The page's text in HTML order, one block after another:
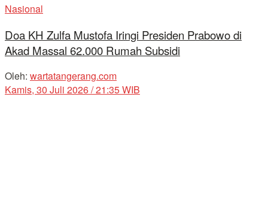
Nasional
Doa KH Zulfa Mustofa Iringi Presiden Prabowo di
Akad Massal 62.000 Rumah Subsidi
Oleh: wartatangerang.com
Kamis, 30 Juli 2026 / 21:35 WIB